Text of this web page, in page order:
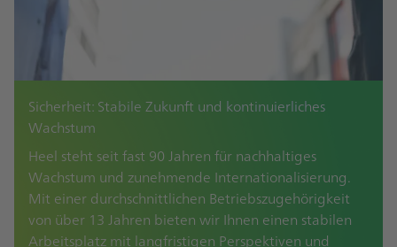
Sicherheit: Stabile Zukunft und kontinuierliches
Wachstum
Heel steht seit fast 90 Jahren für nachhaltiges
Wachstum und zunehmende Internationalisierung.
Mit einer durchschnittlichen Betriebszugehörigkeit
von über 13 Jahren bieten wir Ihnen einen stabilen
Arbeitsplatz mit langfristigen Perspektiven und